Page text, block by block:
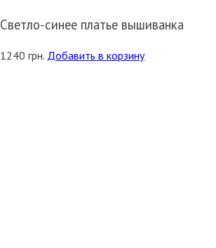
Светло-синее платье вышиванка
1240 грн. Добавить в корзину